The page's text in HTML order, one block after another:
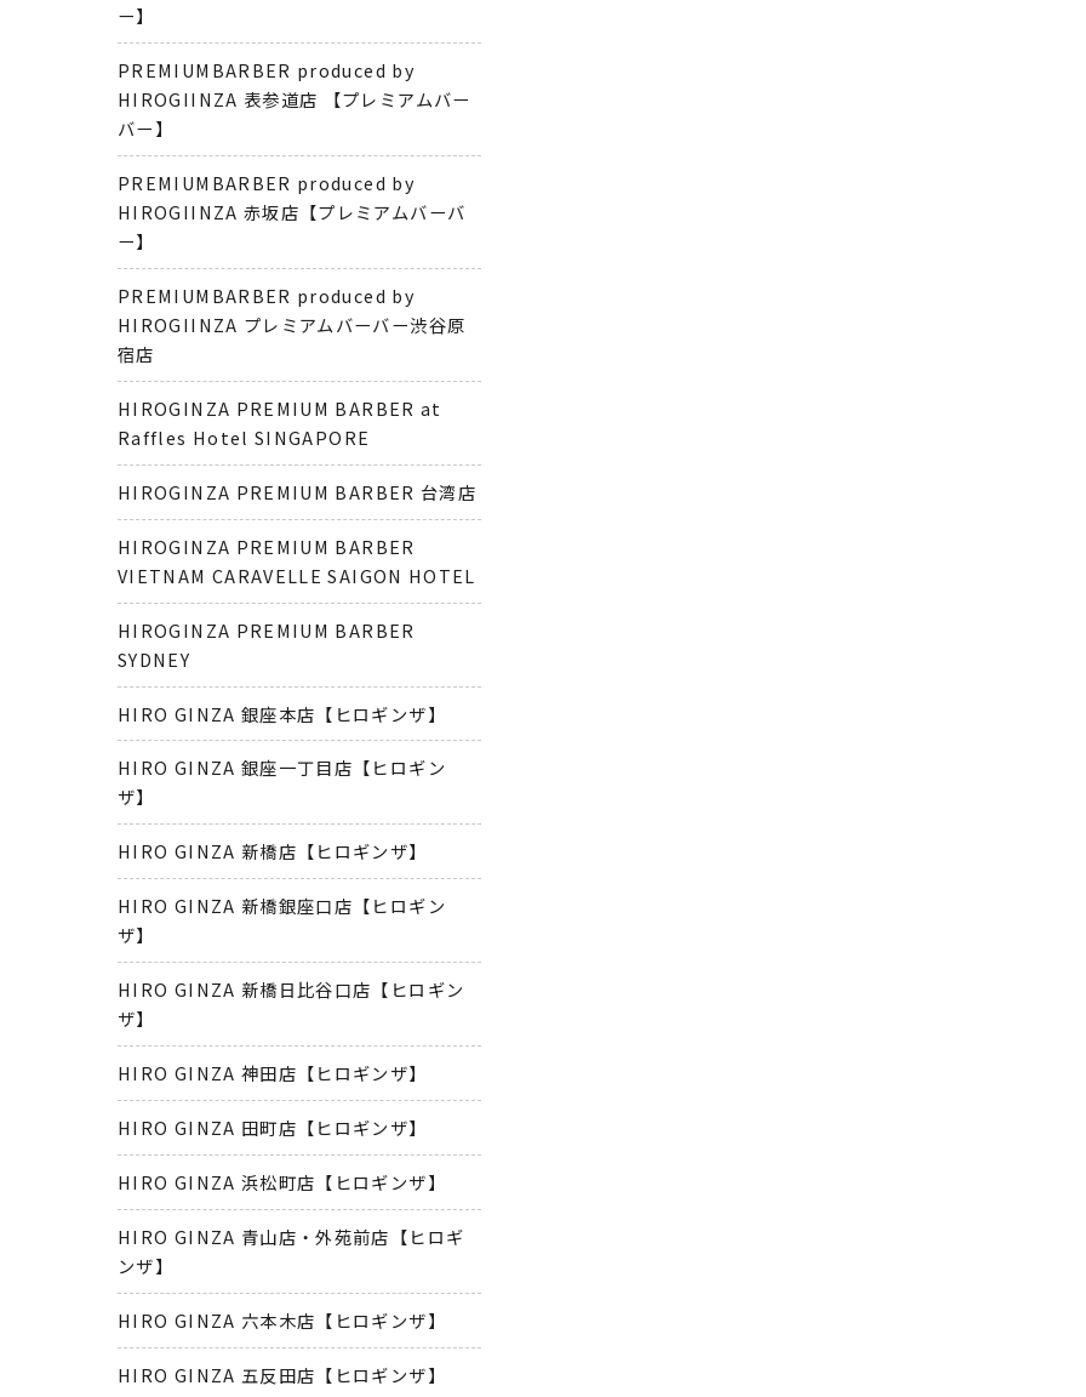
ー】
PREMIUMBARBER produced by
HIROGIINZA 表参道店 【プレミアムバー
バー】
PREMIUMBARBER produced by
HIROGIINZA 赤坂店【プレミアムバーバ
ー】
PREMIUMBARBER produced by
HIROGIINZA プレミアムバーバー渋谷原
宿店
HIROGINZA PREMIUM BARBER at
Raffles Hotel SINGAPORE
HIROGINZA PREMIUM BARBER 台湾店
HIROGINZA PREMIUM BARBER
VIETNAM CARAVELLE SAIGON HOTEL
HIROGINZA PREMIUM BARBER
SYDNEY
HIRO GINZA 銀座本店【ヒロギンザ】
HIRO GINZA 銀座一丁目店【ヒロギン
ザ】
HIRO GINZA 新橋店【ヒロギンザ】
HIRO GINZA 新橋銀座口店【ヒロギン
ザ】
HIRO GINZA 新橋日比谷口店【ヒロギン
ザ】
HIRO GINZA 神田店【ヒロギンザ】
HIRO GINZA 田町店【ヒロギンザ】
HIRO GINZA 浜松町店【ヒロギンザ】
HIRO GINZA 青山店・外苑前店【ヒロギ
ンザ】
HIRO GINZA 六本木店【ヒロギンザ】
HIRO GINZA 五反田店【ヒロギンザ】